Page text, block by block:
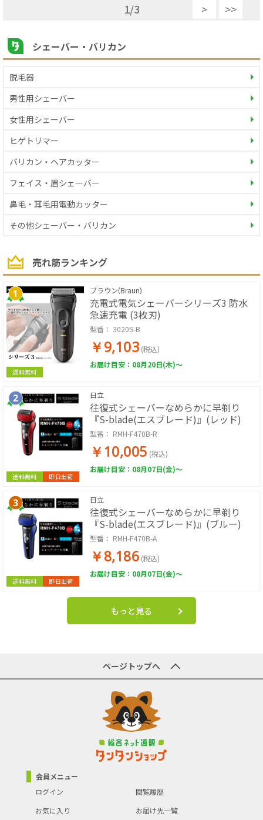
1/3 > >>
シェーバー・バリカン
脱毛器
男性用シェーバー
女性用シェーバー
ヒゲトリマー
バリカン・ヘアカッター
フェイス・眉シェーバー
鼻毛・耳毛用電動カッター
その他シェーバー・バリカン
売れ筋ランキング
送料無料
ブラウン(Braun)
充電式電気シェーバーシリーズ3 防水
急速充電 (3枚刃)
型番： 3020S-B
￥9,103 (税込)
お届け目安：08月20日(木)～
送料無料 即日出荷
日立
往復式シェーバーなめらかに早剃り
『S-blade(エスブレード)』(レッド)
型番： RMH-F470B-R
￥10,005 (税込)
お届け目安：08月07日(金)～
送料無料 即日出荷
日立
往復式シェーバーなめらかに早剃り
『S-blade(エスブレード)』(ブルー)
型番： RMH-F470B-A
￥8,186 (税込)
お届け目安：08月07日(金)～
もっと見る
ページトップへ
会員メニュー
ログイン
閲覧履歴
お気に入り
お届け先一覧